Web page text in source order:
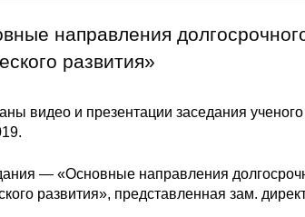
направления
развития»
видео и презентации заседания
— «Основные направления
развития», представленная зам.